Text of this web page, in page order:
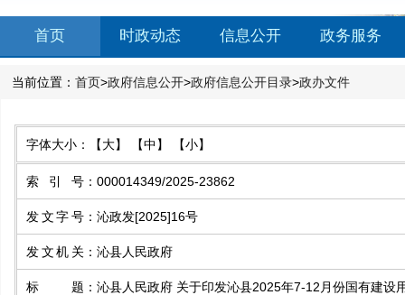
首页 时政动态 信息公开 政务服务
当前位置： 首页>政府信息公开>政府信息公开目录>政办文件
字体大小： 【大】 【中】 【小】
索引号 ： 000014349/2025-23862
发文字号 ： 沁政发[2025]16号
发文机关 ： 沁县人民政府
标题 ： 沁县人民政府 关于印发沁县2025年7-12月份国有建设